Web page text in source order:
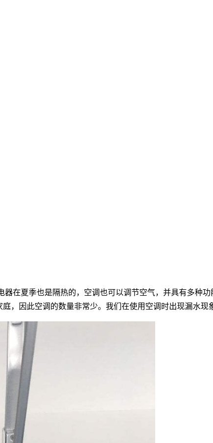
在夏季也是隔热的，空调也可以调节空气，并具有多种
，因此空调的数量非常少。我们在使用空调时出现漏水现